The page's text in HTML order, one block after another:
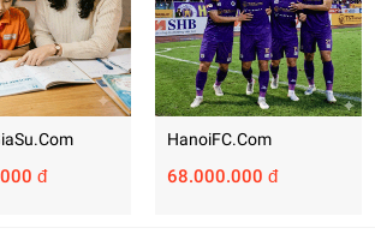
đ
HanoiFC.com
68.000.000 đ